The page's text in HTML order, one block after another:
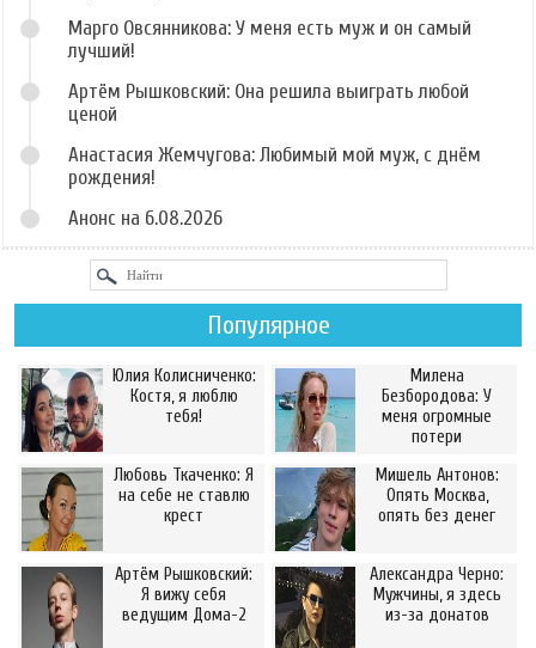
Марго Овсянникова: У меня есть муж и он самый
лучший!
Артём Рышковский: Она решила выиграть любой
ценой
Анастасия Жемчугова: Любимый мой муж, с днём
рождения!
Анонс на 6.08.2026
Популярное
Юлия Колисниченко:
Костя, я люблю
тебя!
Милена
Безбородова: У
меня огромные
потери
Любовь Ткаченко: Я
на себе не ставлю
крест
Мишель Антонов:
Опять Москва,
опять без денег
Артём Рышковский:
Я вижу себя
ведущим Дома-2
Александра Черно:
Мужчины, я здесь
из-за донатов